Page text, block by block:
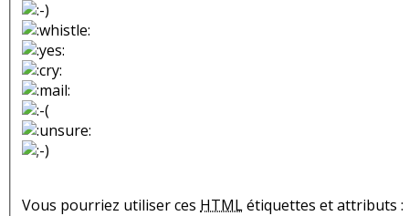
Vous pourriez utiliser ces HTMLétiquettes et attributs :